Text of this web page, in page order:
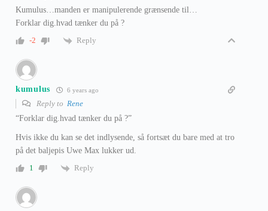
Kumulus…manden er manipulerende grænsende til…
Forklar dig.hvad tænker du på ?
-2
Reply
kumulus 6 years ago
Reply to Rene
“Forklar dig.hvad tænker du på ?”
Hvis ikke du kan se det indlysende, så fortsæt du bare med at tro
på det baljepis Uwe Max lukker ud.
1
Reply